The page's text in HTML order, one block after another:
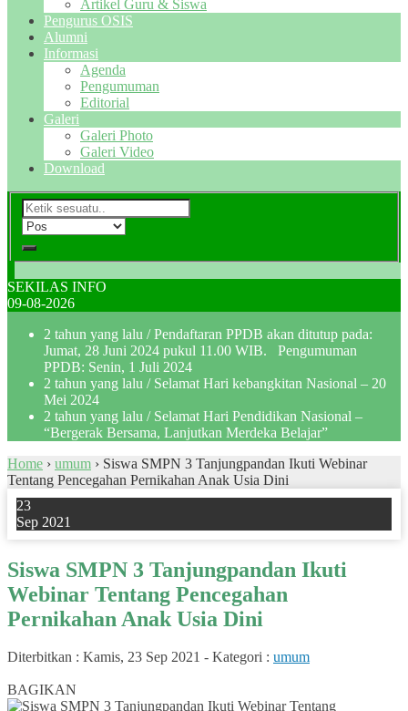
Artikel Guru & Siswa
Pengurus OSIS
Alumni
Informasi
Agenda
Pengumuman
Editorial
Galeri
Galeri Photo
Galeri Video
Download
SEKILAS INFO
09-08-2026
2 tahun yang lalu / Pendaftaran PPDB akan ditutup pada:
Jumat, 28 Juni 2024 pukul 11.00 WIB. Pengumuman
PPDB: Senin, 1 Juli 2024
2 tahun yang lalu / Selamat Hari kebangkitan Nasional – 20
Mei 2024
2 tahun yang lalu / Selamat Hari Pendidikan Nasional –
“Bergerak Bersama, Lanjutkan Merdeka Belajar”
Home › umum › Siswa SMPN 3 Tanjungpandan Ikuti Webinar
Tentang Pencegahan Pernikahan Anak Usia Dini
23
Sep 2021
Siswa SMPN 3 Tanjungpandan Ikuti
Webinar Tentang Pencegahan
Pernikahan Anak Usia Dini
Diterbitkan : Kamis, 23 Sep 2021 - Kategori : umum
BAGIKAN